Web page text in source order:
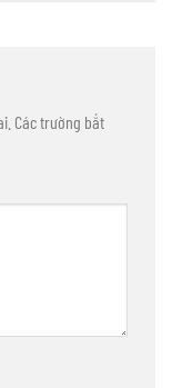
Các trường bắt